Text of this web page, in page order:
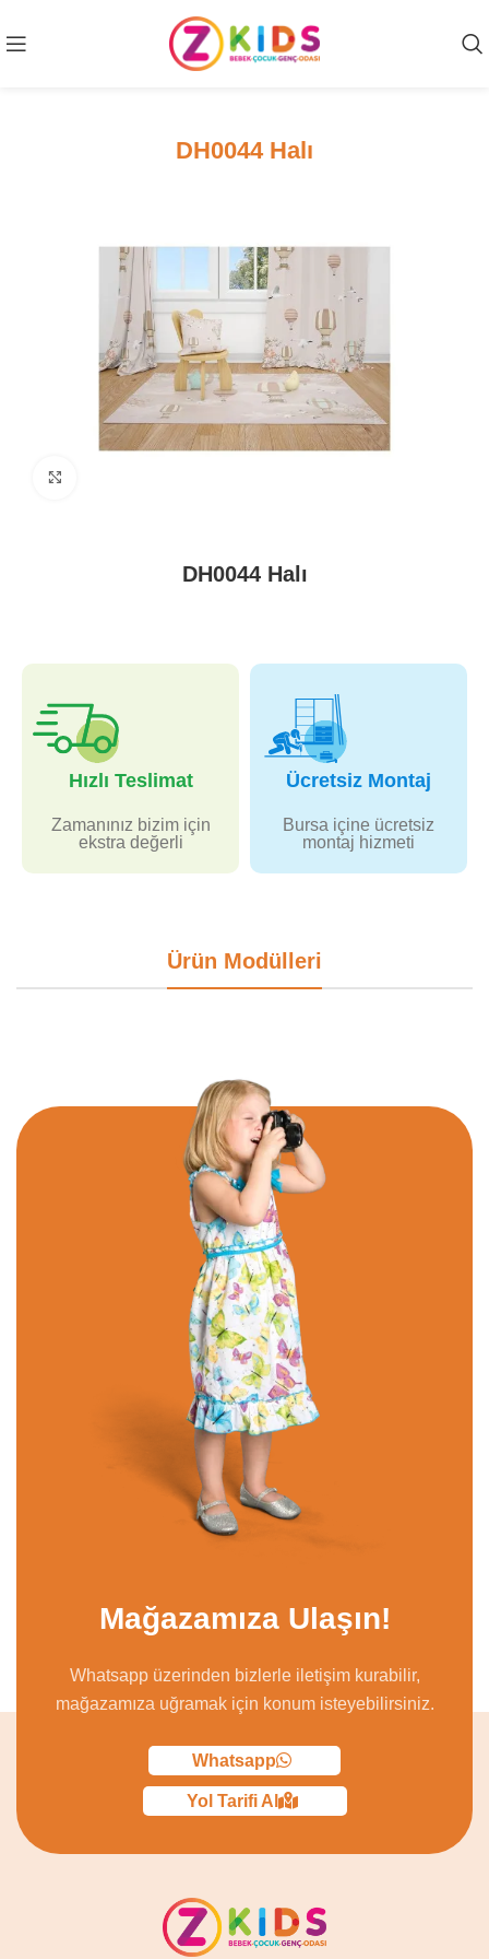
DH0044 Halı
DH0044 Halı
Hızlı Teslimat
Zamanınız bizim için
ekstra değerli
Ücretsiz Montaj
Bursa içine ücretsiz
montaj hizmeti
Ürün Modülleri
Mağazamıza Ulaşın!
Whatsapp üzerinden bizlerle iletişim kurabilir,
mağazamıza uğramak için konum isteyebilirsiniz.
Whatsapp
Yol Tarifi Al